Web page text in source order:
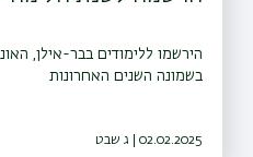
הירשמו ללימודים בבר-אילן,
בשמונה השנים האחרונות
02.02.2025 | ג שבט